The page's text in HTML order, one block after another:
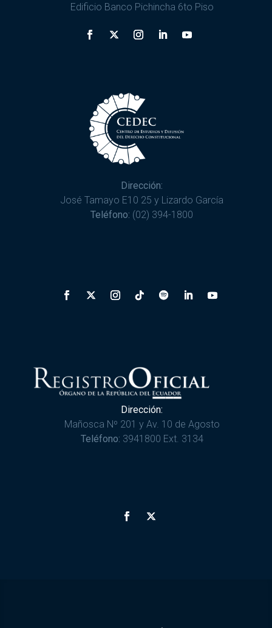
Edificio Banco Pichincha 6to Piso
Dirección:
José Tamayo E10 25 y Lizardo García
Teléfono: (02) 394-1800
Dirección:
Mañosca Nº 201 y Av. 10 de Agosto
Teléfono: 3941800 Ext. 3134